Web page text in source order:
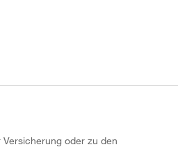
oder zu den